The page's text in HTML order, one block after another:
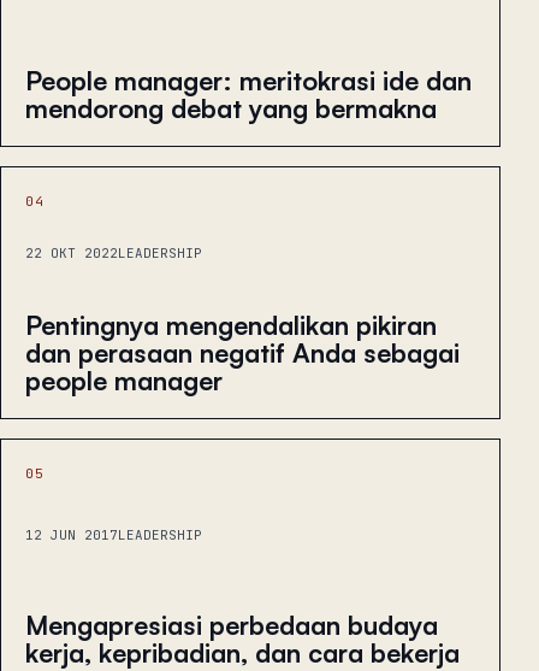
People manager: meritokrasi ide dan
mendorong debat yang bermakna
04
22 OKT 2022LEADERSHIP
Pentingnya mengendalikan pikiran
dan perasaan negatif Anda sebagai
people manager
05
12 JUN 2017LEADERSHIP
Mengapresiasi perbedaan budaya
kerja, kepribadian, dan cara bekerja